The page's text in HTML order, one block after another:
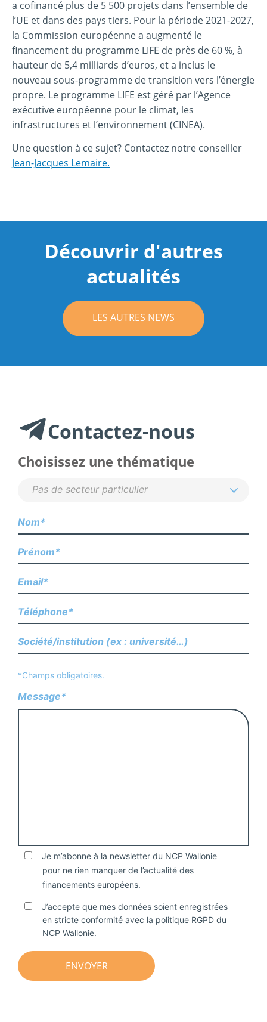
a cofinancé plus de 5 500 projets dans l’ensemble de
l’UE et dans des pays tiers. Pour la période 2021-2027,
la Commission européenne a augmenté le
financement du programme LIFE de près de 60 %, à
hauteur de 5,4 milliards d’euros, et a inclus le
nouveau sous-programme de transition vers l’énergie
propre. Le programme LIFE est géré par l’Agence
exécutive européenne pour le climat, les
infrastructures et l’environnement (CINEA).
Une question à ce sujet? Contactez notre conseiller
Jean-Jacques Lemaire.
Découvrir d'autres
actualités
LES AUTRES NEWS
Contactez-nous
Choisissez une thématique
*Champs obligatoires.
Message*
Je m’abonne à la newsletter du NCP Wallonie
pour ne rien manquer de l’actualité des
financements européens.
J’accepte que mes données soient enregistrées
en stricte conformité avec la politique RGPD du
NCP Wallonie.